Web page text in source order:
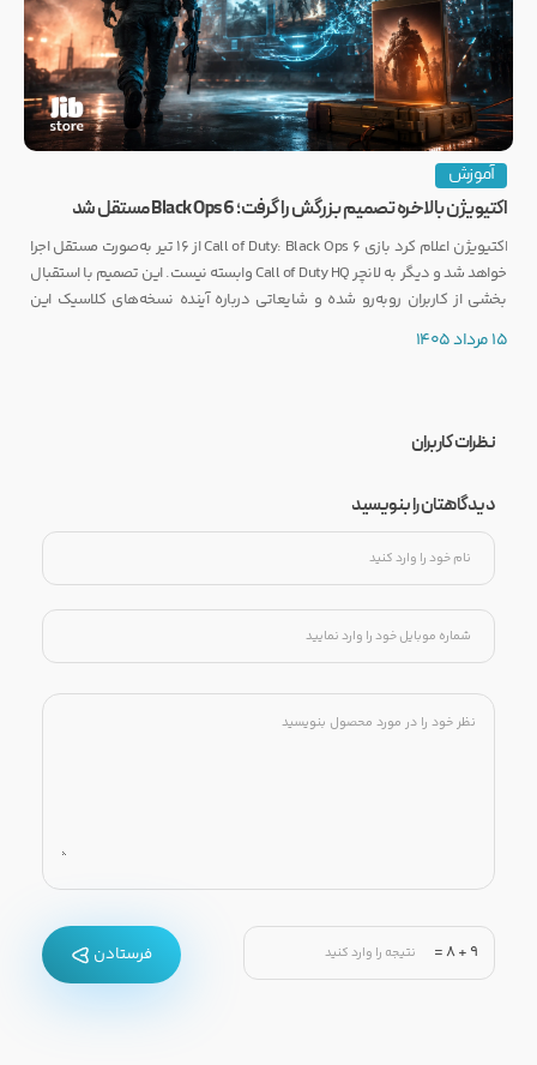
آموزش
اکتیویژن بالاخره تصمیم بزرگش را گرفت؛ Black Ops 6 مستقل شد
اکتیویژن اعلام کرد بازی Call of Duty: Black Ops 6 از ۱۶ تیر به‌صورت مستقل اجرا
خواهد شد و دیگر به لانچر Call of Duty HQ وابسته نیست. این تصمیم با استقبال
بخشی از کاربران روبه‌رو شده و شایعاتی درباره آینده نسخه‌های کلاسیک این
15 مرداد 1405
نظرات کاربران
دیدگاهتان را بنویسید
9
+
8
= فرستادن